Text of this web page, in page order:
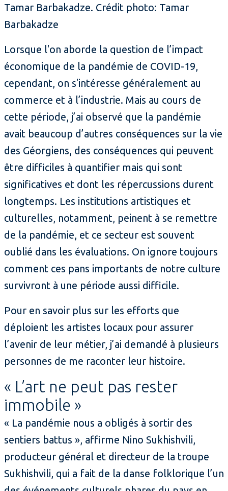
Tamar Barbakadze. Crédit photo: Tamar
Barbakadze
Lorsque l'on aborde la question de l’impact
économique de la pandémie de COVID-19,
cependant, on s'intéresse généralement au
commerce et à l’industrie. Mais au cours de
cette période, j’ai observé que la pandémie
avait beaucoup d’autres conséquences sur la vie
des Géorgiens, des conséquences qui peuvent
être difficiles à quantifier mais qui sont
significatives et dont les répercussions durent
longtemps. Les institutions artistiques et
culturelles, notamment, peinent à se remettre
de la pandémie, et ce secteur est souvent
oublié dans les évaluations. On ignore toujours
comment ces pans importants de notre culture
survivront à une période aussi difficile.
Pour en savoir plus sur les efforts que
déploient les artistes locaux pour assurer
l’avenir de leur métier, j’ai demandé à plusieurs
personnes de me raconter leur histoire.
« L’art ne peut pas rester
immobile »
« La pandémie nous a obligés à sortir des
sentiers battus », affirme Nino Sukhishvili,
producteur général et directeur de la troupe
Sukhishvili, qui a fait de la danse folklorique l’un